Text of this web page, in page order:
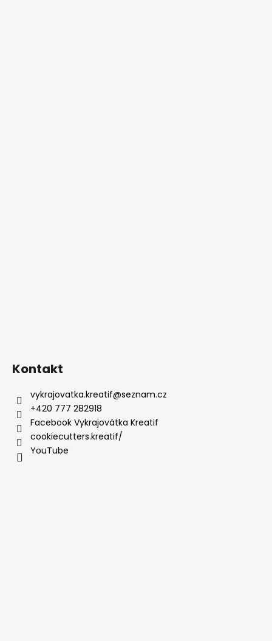
Kontakt
vykrajovatka.kreatif@seznam.cz
+420 777 282918
Facebook Vykrajovátka Kreatif
cookiecutters.kreatif/
YouTube